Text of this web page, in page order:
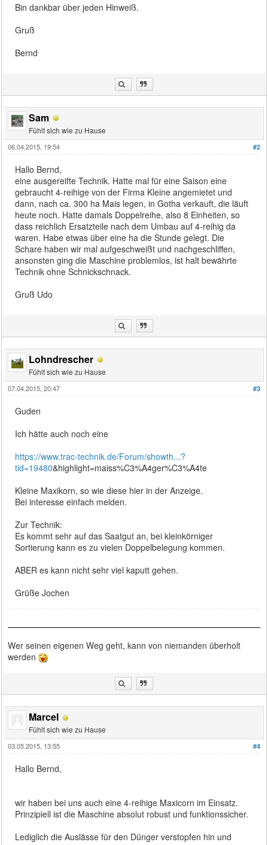
Bin dankbar über jeden Hinweiß.
Gruß
Bernd
Sam
Fühlt sich wie zu Hause
#2
06.04.2015, 19:54
Hallo Bernd,
eine ausgereifte Technik. Hatte mal für eine Saison eine
gebraucht 4-reihige von der Firma Kleine angemietet und
dann, nach ca. 300 ha Mais legen, in Gotha verkauft, die läuft
heute noch. Hatte damals Doppelreihe, also 8 Einheiten, so
dass reichlich Ersatzteile nach dem Umbau auf 4-reihig da
waren. Habe etwas über eine ha die Stunde gelegt. Die
Schare haben wir mal aufgeschweißt und nachgeschliffen,
ansonsten ging die Maschine problemlos, ist halt bewährte
Technik ohne Schnickschnack.
Gruß Udo
Lohndrescher
Fühlt sich wie zu Hause
#3
07.04.2015, 20:47
Guden
Ich hätte auch noch eine
https://www.trac-technik.de/Forum/showth...?
tid=19480&highlight=maiss%C3%A4ger%C3%A4te
Kleine Maxikorn, so wie diese hier in der Anzeige.
Bei interesse einfach melden.
Zur Technik:
Es kommt sehr auf das Saatgut an, bei kleinkörniger
Sortierung kann es zu vielen Doppelbelegung kommen.
ABER es kann nicht sehr viel kaputt gehen.
Grüße Jochen
Wer seinen eigenen Weg geht, kann von niemanden überholt
werden
Marcel
Fühlt sich wie zu Hause
#4
03.05.2015, 13:55
Hallo Bernd,
wir haben bei uns auch eine 4-reihige Maxicorn im Einsatz.
Prinzipiell ist die Maschine absolut robust und funktionssicher.
Lediglich die Auslässe für den Dünger verstopfen hin und